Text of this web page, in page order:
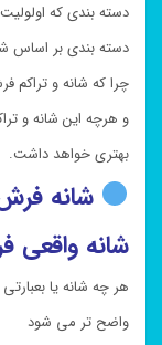
دسته بندی که
دسته بندی بر اساس
چرا که شانه و
و هرچه این شانه و
بهتری خواهد داشت.
شانه
شانه واقعی
هر چه شانه یا
واضح تر می شود